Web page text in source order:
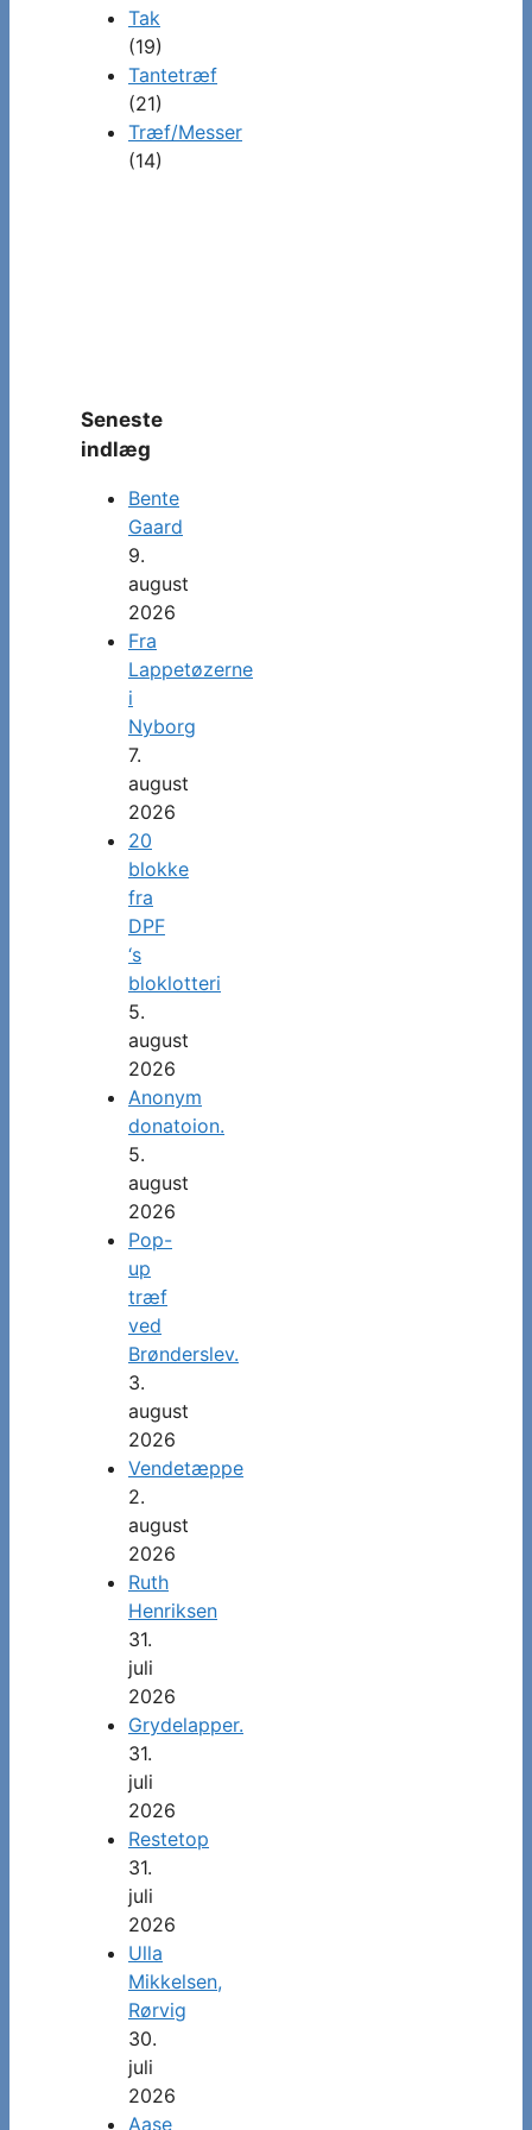
Tak
(19)
Tantetræf
(21)
Træf/Messer
(14)
Seneste
indlæg
Bente
Gaard
9.
august
2026
Fra
Lappetøzerne
i
Nyborg
7.
august
2026
20
blokke
fra
DPF
‘s
bloklotteri
5.
august
2026
Anonym
donatoion.
5.
august
2026
Pop-
up
træf
ved
Brønderslev.
3.
august
2026
Vendetæppe
2.
august
2026
Ruth
Henriksen
31.
juli
2026
Grydelapper.
31.
juli
2026
Restetop
31.
juli
2026
Ulla
Mikkelsen,
Rørvig
30.
juli
2026
Aase